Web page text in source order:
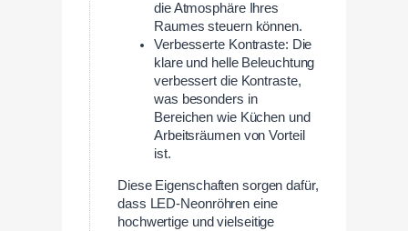
die Atmosphäre Ihres
Raumes steuern können.
Verbesserte Kontraste: Die
klare und helle Beleuchtung
verbessert die Kontraste,
was besonders in
Bereichen wie Küchen und
Arbeitsräumen von Vorteil
ist.
Diese Eigenschaften sorgen dafür,
dass LED-Neonröhren eine
hochwertige und vielseitige